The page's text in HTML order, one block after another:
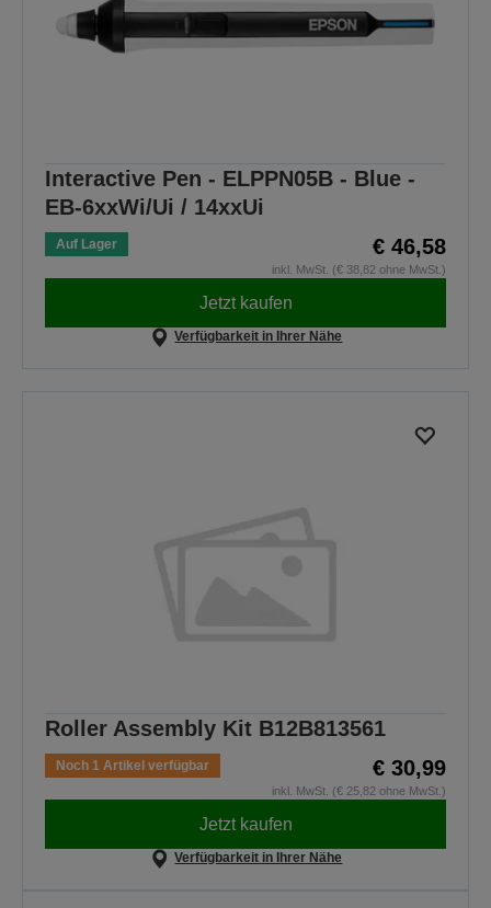
Interactive Pen - ELPPN05B - Blue -
EB-6xxWi/Ui / 14xxUi
Auf Lager € 46,58
inkl. MwSt. (€ 38,82 ohne MwSt.)
Jetzt kaufen
Verfügbarkeit in Ihrer Nähe
Roller Assembly Kit B12B813561
Noch 1 Artikel verfügbar € 30,99
inkl. MwSt. (€ 25,82 ohne MwSt.)
Jetzt kaufen
Verfügbarkeit in Ihrer Nähe